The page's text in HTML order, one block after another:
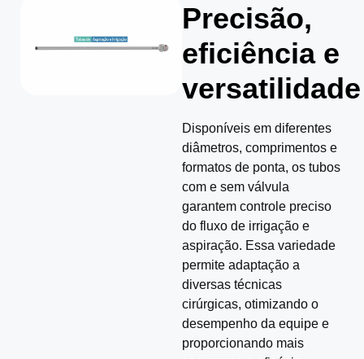
Precisão,
eficiência e
versatilidade
Disponíveis em diferentes
diâmetros, comprimentos e
formatos de ponta, os tubos
com e sem válvula
garantem controle preciso
do fluxo de irrigação e
aspiração. Essa variedade
permite adaptação a
diversas técnicas
cirúrgicas, otimizando o
desempenho da equipe e
proporcionando mais